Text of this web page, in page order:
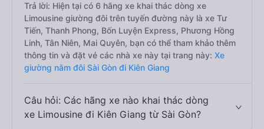
Trả lời: Hiện tại có 6 hãng xe khai thác dòng xe
Limousine giường đôi trên tuyến đường này là xe Tư
Tiến, Thanh Phong, Bốn Luyện Express, Phương Hồng
Linh, Tân Niên, Mai Quyên, bạn có thể tham khảo thêm
thông tin và đặt vé các nhà xe này tại trang này: Xe
giường nằm đôi Sài Gòn đi Kiên Giang
Câu hỏi: Các hãng xe nào khai thác dòng
xe Limousine đi Kiên Giang từ Sài Gòn?